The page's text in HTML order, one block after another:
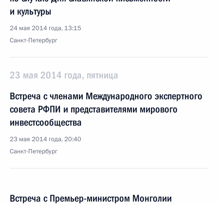
и культуры
24 мая 2014 года, 13:15
Санкт-Петербург
23 мая 2014 года, пятница
Встреча с членами Международного экспертного
совета РФПИ и представителями мирового
инвестсообщества
23 мая 2014 года, 20:40
Санкт-Петербург
Встреча с Премьер-министром Монголии